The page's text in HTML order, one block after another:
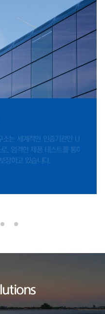
가했으며, 영업이익은 412억 원
까지 하락했던 영업이익률은 지
루션은 지난달 31일 미국 '힐스보
Solar Project LLC)'와 체결한
준 역대 최대 규모로, 지난해 전
책적 환경도 긍정적이다. 2025년
Bill Act)에 따라 세액공제 수혜
면서, 2024년 453억 원 수준이었
증가했다.국내 시장 여건 역
규제' 관련 법 개정안이 2026년 9
내 FEOC(해외우려기관) 관련 규
강화되면서 비중국계 공급망을 확
"미국 태양광 매출은 세액공제
에너지 공급사업'을 명문화했다.
듈 공장 가동률은 각각 69.7%와
계적인 인증기관인 UL에서
한 제품 테스트를 통하여
있습니다.